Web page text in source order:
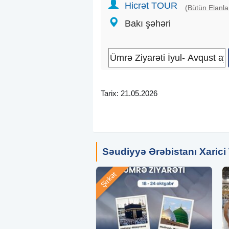
Xidmətlərimiz
Ümrə və Həcc paketləri
Peşəkar dini bələdçilər
Transfer və nəqliyyat xidməti
Hicrət Tour - Ümrə və Həcc
Hicrət TOUR (Bütün
Bakı şəhəri
Tarix: 21.05.2026
Səudiyyə Ərəbistanı Xarici
Şirkət